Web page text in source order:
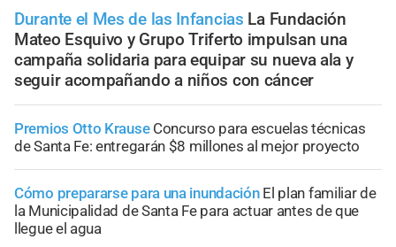
Durante el Mes de las Infancias La Fundación
Mateo Esquivo y Grupo Triferto impulsan una
campaña solidaria para equipar su nueva ala y
seguir acompañando a niños con cáncer
Premios Otto Krause Concurso para escuelas técnicas
de Santa Fe: entregarán $8 millones al mejor proyecto
Cómo prepararse para una inundación El plan familiar de
la Municipalidad de Santa Fe para actuar antes de que
llegue el agua